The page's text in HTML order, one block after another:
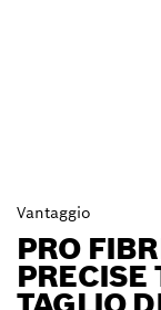
Vantaggio
PRO
PRECISE